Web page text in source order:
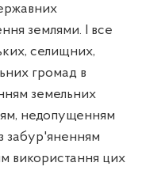
землями. І все
селищних,
громад в
земельних
недопущенням
забур'яненням
використання цих